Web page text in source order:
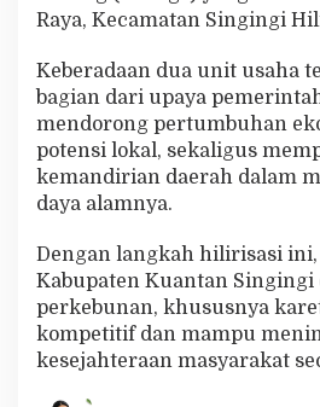
Raya, Kecamatan Singingi
Keberadaan dua unit usaha
bagian dari upaya
mendorong pertumbuhan
potensi lokal, sekaligus
kemandirian daerah dalam
daya alamnya.
Dengan langkah hilirisasi
Kabupaten Kuantan
perkebunan, khususnya
kompetitif dan mampu
kesejahteraan masyarakat